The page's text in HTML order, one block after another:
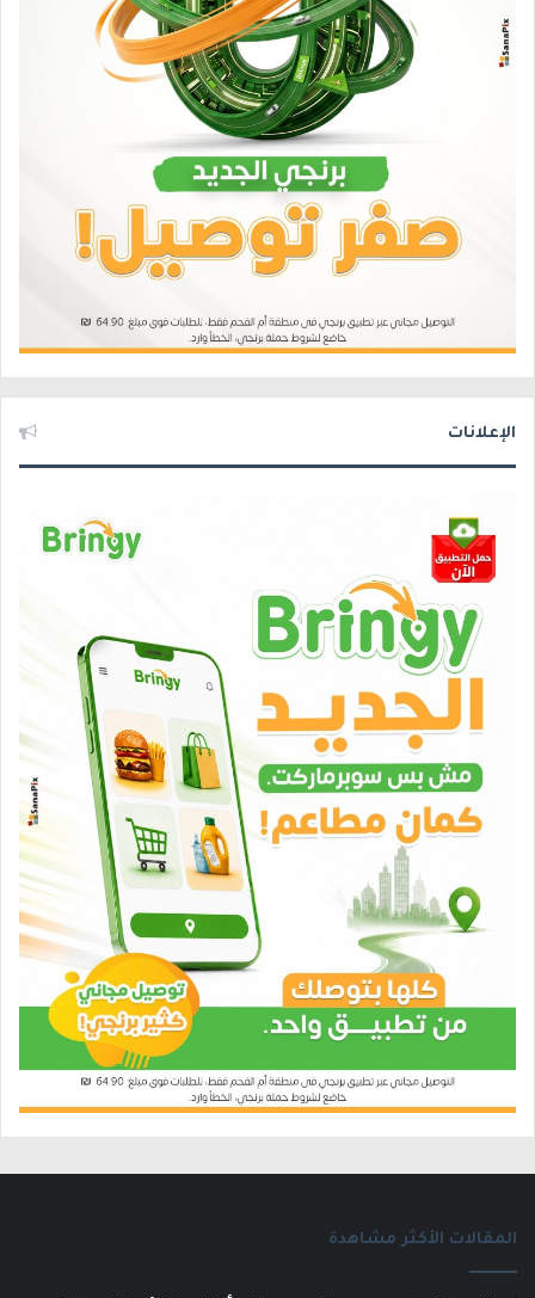
الإعلانات
المقالات الأكثر مشاهدة